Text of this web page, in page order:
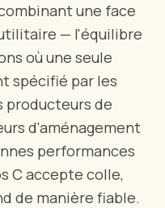
une face
— l'équilibre
où une seule
spécifié par les
producteurs de
d'aménagement
performances
C accepte colle,
de manière fiable.